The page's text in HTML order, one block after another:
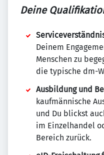
Deine
Deinem
Menschen zu
die typische dm-
Ausbildung und
kaufmännische
und Du blickst
im Einzelhandel
Bereich zurück.